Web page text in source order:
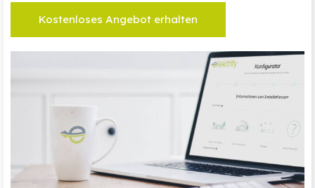
Kostenloses Angebot erhalten